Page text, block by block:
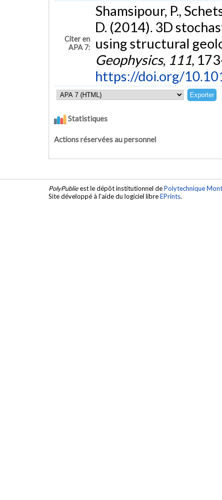
Citer en
APA 7:
Shamsipour, P.,
D. (2014). 3D
using structural
Geophysics, 111,
https://doi.org/
Statistiques
Actions réservées au personnel
PolyPublieest le dépôt institutionnel dePolytechnique
Site développé à l'aide du logiciel libreEPrints.